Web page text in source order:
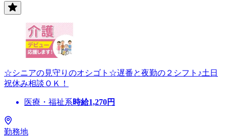
☆シニアの見守りのオシゴト☆遅番と夜勤の２シフト♪土日
祝休み相談ＯＫ！
医療・福祉系時給1,270円
勤務地